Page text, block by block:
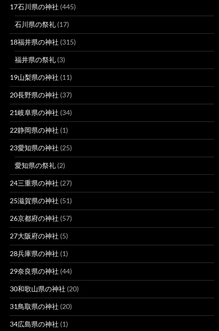
17石川県の神社 (445)
石川県の祭礼 (17)
18福井県の神社 (315)
福井県の祭礼 (3)
19山梨県の神社 (11)
20長野県の神社 (37)
21岐阜県の神社 (34)
22静岡県の神社 (1)
23愛知県の神社 (25)
愛知県の祭礼 (2)
24三重県の神社 (27)
25滋賀県の神社 (51)
26京都府の神社 (57)
27大阪府の神社 (5)
28兵庫県の神社 (1)
29奈良県の神社 (44)
30和歌山県の神社 (20)
31鳥取県の神社 (20)
34広島県の神社 (1)